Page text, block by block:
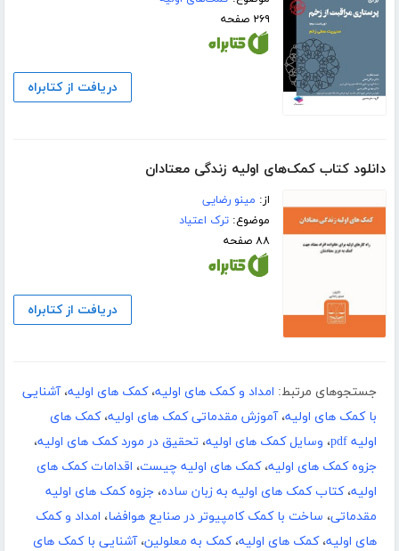
۲۶۹ صفحه
دریافت از کتابراه
دانلود کتاب کمک‌های اولیه زندگی معتادان
از: مینو رضایی
موضوع:ترک اعتیاد
۸۸ صفحه
دریافت از کتابراه
جستجوهای مرتبط: امداد و کمک های اولیه،کمک های اولیه،آشنایی
با کمک های اولیه،آموزش مقدماتی کمک های اولیه،کمک های
اولیه pdf
، وسایل کمک های اولیه، تحقیق در مورد کمک های اولیه،
جزوه کمک های اولیه،کمک های اولیه چیست، اقدامات کمک های
اولیه،کتاب کمک های اولیه به زبان ساده، جزوه کمک های اولیه
مقدماتی، ساخت با کمک کامپیوتر در صنایع هوافضا، امداد و کمک
های اولیه،کمک های اولیه،کمک به معلولین،آشنایی با کمک های